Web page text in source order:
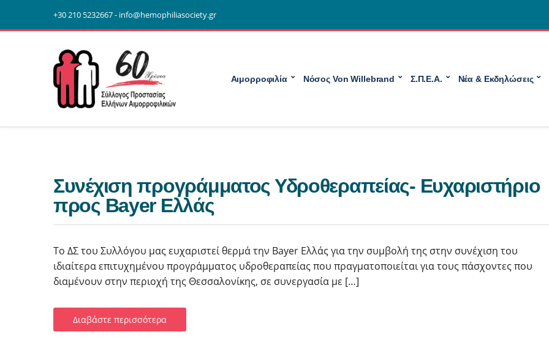
+30 210 5232667 - info@hemophiliasociety.gr
Αιμορροφιλία Νόσος Von Willebrand Σ.Π.Ε.Α. Νέα & Εκδηλώσεις
Συνέχιση προγράμματος Υδροθεραπείας- Ευχαριστήριο
προς Bayer Ελλάς
Το ΔΣ του Συλλόγου μας ευχαριστεί θερμά την Bayer Ελλάς για την συμβολή της στην συνέχιση του
ιδιαίτερα επιτυχημένου προγράμματος υδροθεραπείας που πραγματοποιείται για τους πάσχοντες που
διαμένουν στην περιοχή της Θεσσαλονίκης, σε συνεργασία με […]
Διαβάστε περισσότερα